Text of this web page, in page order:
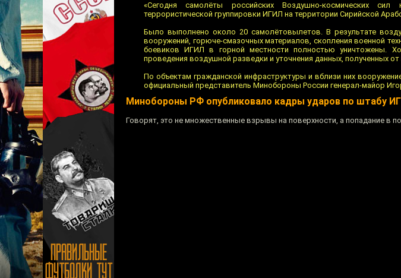
«Сегодня самолёты российских Воздушно-космических
террористической группировки ИГИЛ на территории Сирийской
Было выполнено около 20 самолётовылетов. В результате
вооружений, горюче-смазочных материалов, скопления военной
боевиков ИГИЛ в горной местности полностью уничтожены.
проведения воздушной разведки и уточнения данных, полученных
По объектам гражданской инфраструктуры и вблизи них
официальный представитель Минобороны России генерал-майор
Минобороны РФ опубликовало кадры ударов по штабу
Говорят, это не множественные взрывы на поверхности, а попадание в